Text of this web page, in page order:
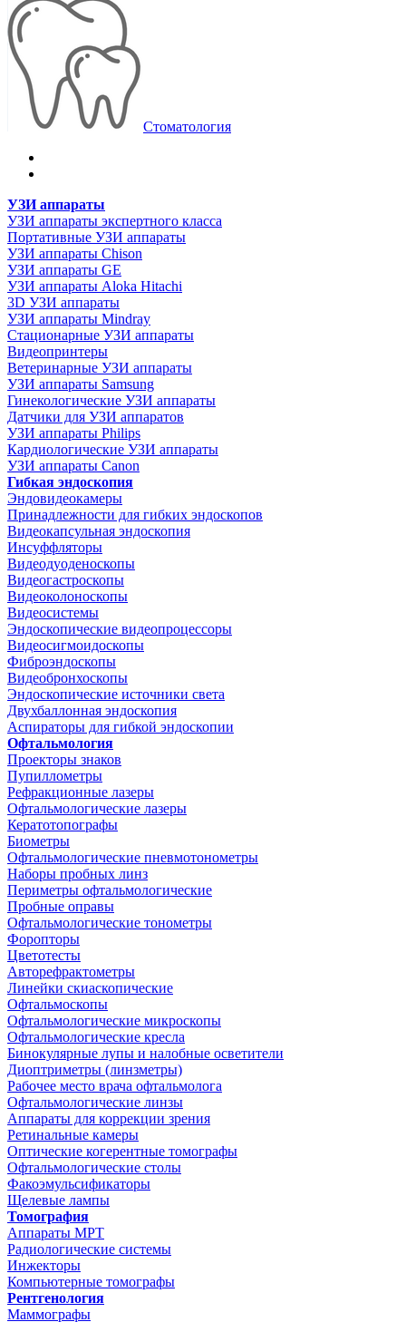
Стоматология
УЗИ аппараты
УЗИ аппараты экспертного класса
Портативные УЗИ аппараты
УЗИ аппараты Chison
УЗИ аппараты GE
УЗИ аппараты Aloka Hitachi
3D УЗИ аппараты
УЗИ аппараты Mindray
Стационарные УЗИ аппараты
Видеопринтеры
Ветеринарные УЗИ аппараты
УЗИ аппараты Samsung
Гинекологические УЗИ аппараты
Датчики для УЗИ аппаратов
УЗИ аппараты Philips
Кардиологические УЗИ аппараты
УЗИ аппараты Canon
Гибкая эндоскопия
Эндовидеокамеры
Принадлежности для гибких эндоскопов
Видеокапсульная эндоскопия
Инсуффляторы
Видеодуоденоскопы
Видеогастроскопы
Видеоколоноскопы
Видеосистемы
Эндоскопические видеопроцессоры
Видеосигмоидоскопы
Фиброэндоскопы
Видеобронхоскопы
Эндоскопические источники света
Двухбаллонная эндоскопия
Аспираторы для гибкой эндоскопии
Офтальмология
Проекторы знаков
Пупиллометры
Рефракционные лазеры
Офтальмологические лазеры
Кератотопографы
Биометры
Офтальмологические пневмотонометры
Наборы пробных линз
Периметры офтальмологические
Пробные оправы
Офтальмологические тонометры
Форопторы
Цветотесты
Авторефрактометры
Линейки скиаскопические
Офтальмоскопы
Офтальмологические микроскопы
Офтальмологические кресла
Бинокулярные лупы и налобные осветители
Диоптриметры (линзметры)
Рабочее место врача офтальмолога
Офтальмологические линзы
Аппараты для коррекции зрения
Ретинальные камеры
Оптические когерентные томографы
Офтальмологические столы
Факоэмульсификаторы
Щелевые лампы
Томография
Аппараты МРТ
Радиологические системы
Инжекторы
Компьютерные томографы
Рентгенология
Маммографы